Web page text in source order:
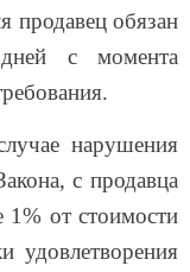
продавец обязан
с момента
нарушения
с продавца
1% от стоимости
удовлетворения